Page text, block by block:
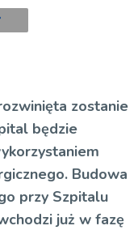
zostanie
będzie
Budowa
przy Szpitalu
już w fazę